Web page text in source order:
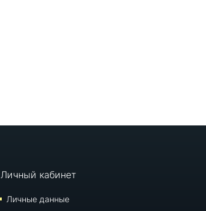
Личный кабинет
Личные данные